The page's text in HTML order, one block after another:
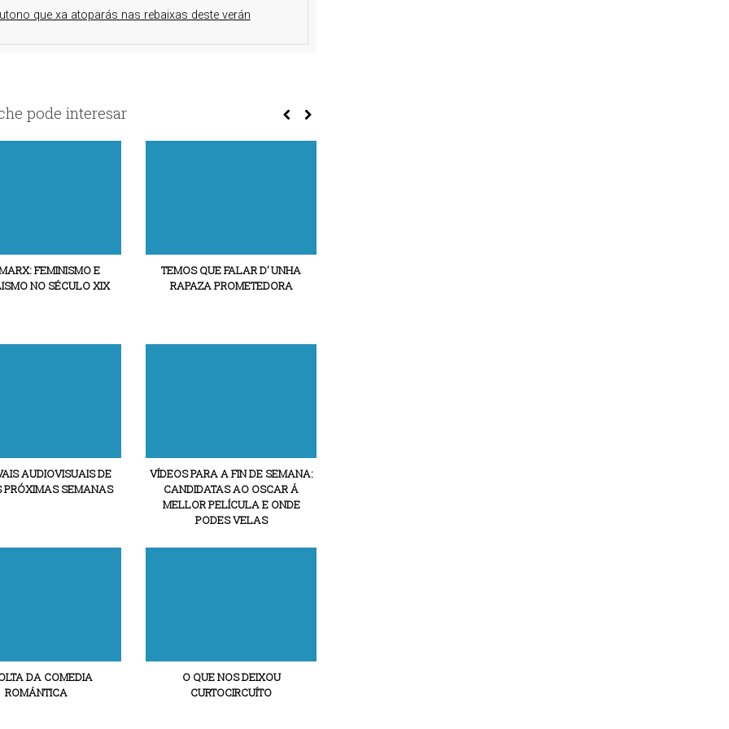
que xa atoparás nas rebaixas deste verán
pode interesar
FEMINISMO E
NO SÉCULO XIX
TEMOS QUE FALAR D’ UNHA
RAPAZA PROMETEDORA
AUDIOVISUAIS DE
PRÓXIMAS SEMANAS
VÍDEOS PARA A FIN DE SEMANA:
CANDIDATAS AO OSCAR Á
MELLOR PELÍCULA E ONDE
PODES VELAS
DA COMEDIA
ROMÁNTICA
O QUE NOS DEIXOU
CURTOCIRCUÍTO